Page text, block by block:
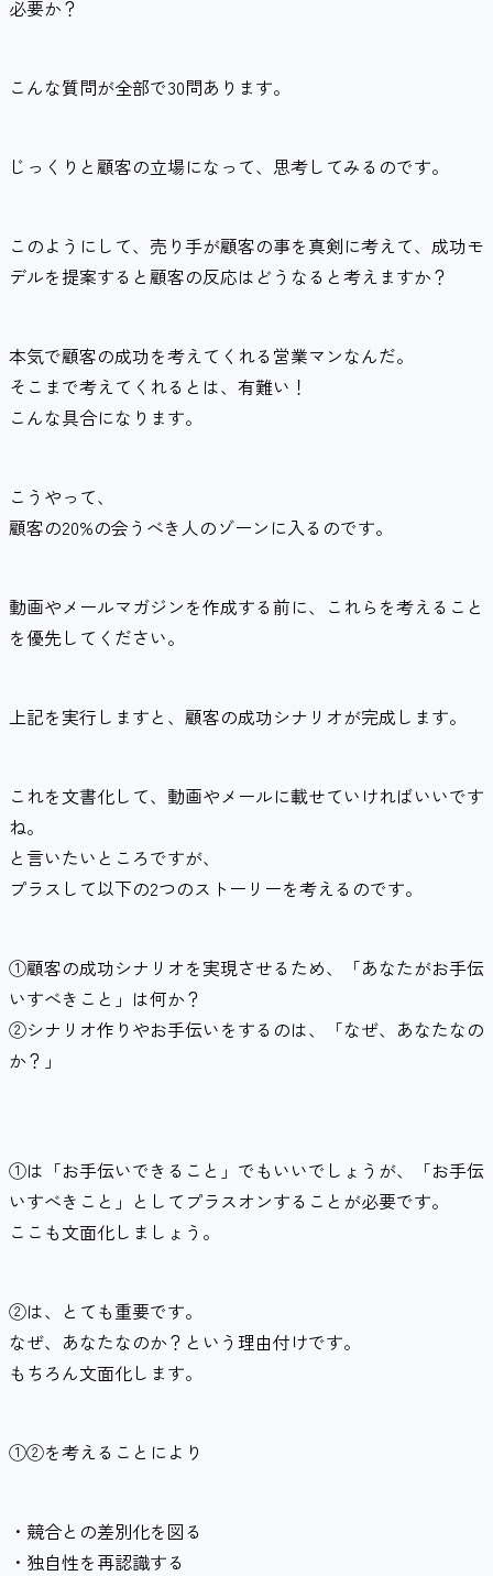
必要か？
こんな質問が全部で30問あります。
じっくりと顧客の立場になって、思考してみるのです。
このようにして、売り手が顧客の事を真剣に考えて、成功モ
デルを提案すると顧客の反応はどうなると考えますか？
本気で顧客の成功を考えてくれる営業マンなんだ。
そこまで考えてくれるとは、有難い！
こんな具合になります。
こうやって、
顧客の20%の会うべき人のゾーンに入るのです。
動画やメールマガジンを作成する前に、これらを考えること
を優先してください。
上記を実行しますと、顧客の成功シナリオが完成します。
これを文書化して、動画やメールに載せていければいいです
ね。
と言いたいところですが、
プラスして以下の2つのストーリーを考えるのです。
①顧客の成功シナリオを実現させるため、「あなたがお手伝
いすべきこと」は何か？
②シナリオ作りやお手伝いをするのは、「なぜ、あなたなの
か？」
①は「お手伝いできること」でもいいでしょうが、「お手伝
いすべきこと」としてプラスオンすることが必要です。
ここも文面化しましょう。
②は、とても重要です。
なぜ、あなたなのか？という理由付けです。
もちろん文面化します。
①②を考えることにより
・競合との差別化を図る
・独自性を再認識する